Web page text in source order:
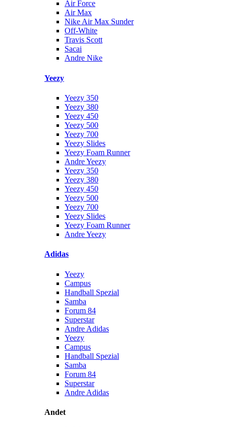
Air Force
Air Max
Nike Air Max Sunder
Off-White
Travis Scott
Sacai
Andre Nike
Yeezy
Yeezy 350
Yeezy 380
Yeezy 450
Yeezy 500
Yeezy 700
Yeezy Slides
Yeezy Foam Runner
Andre Yeezy
Yeezy 350
Yeezy 380
Yeezy 450
Yeezy 500
Yeezy 700
Yeezy Slides
Yeezy Foam Runner
Andre Yeezy
Adidas
Yeezy
Campus
Handball Spezial
Samba
Forum 84
Superstar
Andre Adidas
Yeezy
Campus
Handball Spezial
Samba
Forum 84
Superstar
Andre Adidas
Andet